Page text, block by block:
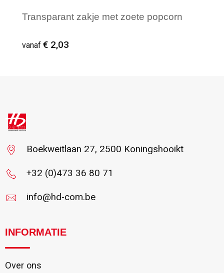
Transparant zakje met zoete popcorn
vanaf € 2,03
Boekweitlaan 27, 2500 Koningshooikt
+32 (0)473 36 80 71
info@hd-com.be
INFORMATIE
Over ons